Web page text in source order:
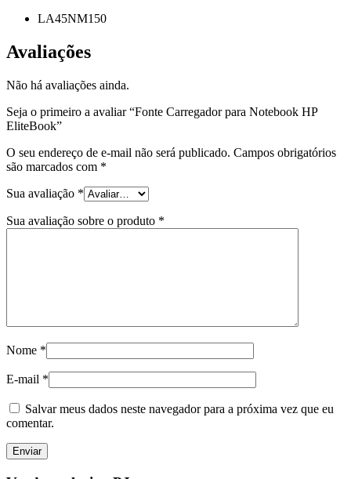
LA45NM150
Avaliações
Não há avaliações ainda.
Seja o primeiro a avaliar “Fonte Carregador para Notebook HP
EliteBook”
O seu endereço de e-mail não será publicado. Campos obrigatórios
são marcados com *
Sua avaliação *
Sua avaliação sobre o produto *
Nome *
E-mail *
Salvar meus dados neste navegador para a próxima vez que eu
comentar.